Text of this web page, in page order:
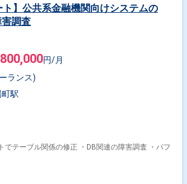
ト】公共系金融機関向けシステムの
調査
800,000円/月
ランス)
駅
でテーブル関係の修正 ・DB関連の障害調査 ・パフ